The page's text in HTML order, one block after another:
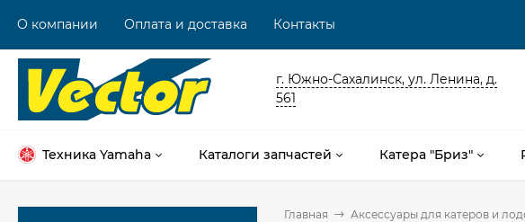
О компании Оплата и доставка Контакты
г. Южно-Сахалинск, ул. Ленина, д.
561
Техника Yamaha Каталоги запчастей Катера "Бриз"
Главная Аксессуары для катеров и